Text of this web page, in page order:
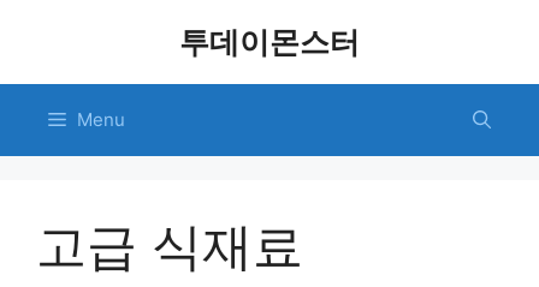
투데이몬스터
Menu
고급 식재료